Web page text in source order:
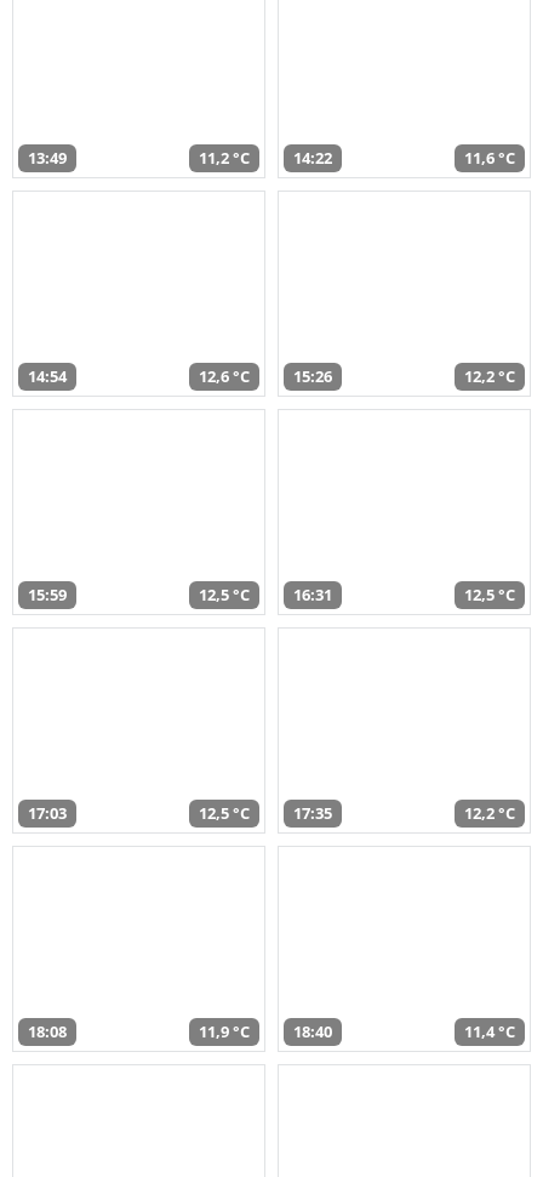
13:49 11,2 °C 14:22 11,6 °C
14:54 12,6 °C 15:26 12,2 °C
15:59 12,5 °C 16:31 12,5 °C
17:03 12,5 °C 17:35 12,2 °C
18:08 11,9 °C 18:40 11,4 °C